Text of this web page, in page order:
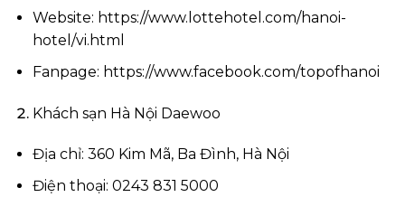
Website: https://www.lottehotel.com/hanoi-
hotel/vi.html
Fanpage: https://www.facebook.com/topofhanoi
Khách sạn Hà Nội Daewoo
Địa chỉ: 360 Kim Mã, Ba Đình, Hà Nội
Điện thoại: 0243 831 5000